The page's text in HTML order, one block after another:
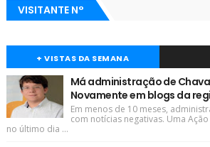
VISITANTE N°
+ VISTAS DA SEMANA
Má administração de
Novamente em blogs da
Em menos de 10 meses,
com notícias negativas. Uma
no último dia ...